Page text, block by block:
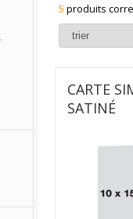
5 produits
CARTE
SATINÉ